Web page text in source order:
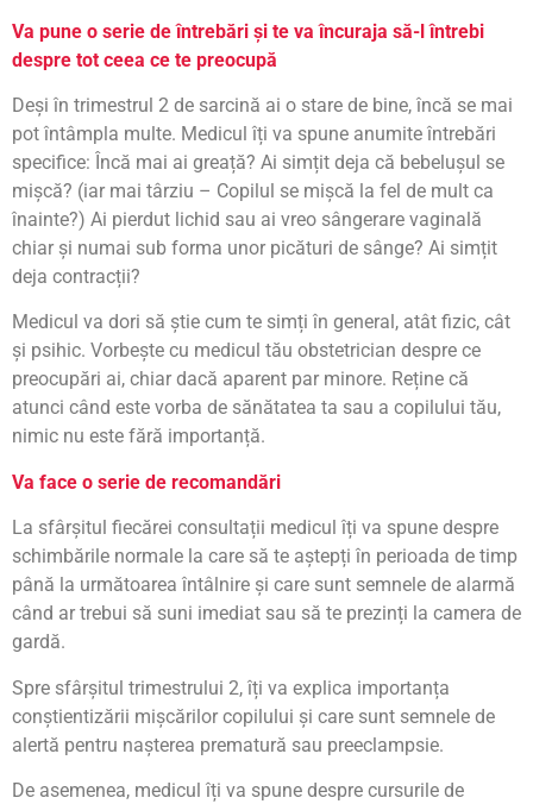
Va pune o serie de întrebări și te va încuraja să-l întrebi
despre tot ceea ce te preocupă
Deși în trimestrul 2 de sarcină ai o stare de bine, încă se mai
pot întâmpla multe. Medicul îți va spune anumite întrebări
specifice: Încă mai ai greață? Ai simțit deja că bebelușul se
mișcă? (iar mai târziu – Copilul se mișcă la fel de mult ca
înainte?) Ai pierdut lichid sau ai vreo sângerare vaginală
chiar și numai sub forma unor picături de sânge? Ai simțit
deja contracții?
Medicul va dori să știe cum te simți în general, atât fizic, cât
și psihic. Vorbește cu medicul tău obstetrician despre ce
preocupări ai, chiar dacă aparent par minore. Reține că
atunci când este vorba de sănătatea ta sau a copilului tău,
nimic nu este fără importanță.
Va face o serie de recomandări
La sfârșitul fiecărei consultații medicul îți va spune despre
schimbările normale la care să te aștepți în perioada de timp
până la următoarea întâlnire și care sunt semnele de alarmă
când ar trebui să suni imediat sau să te prezinți la camera de
gardă.
Spre sfârșitul trimestrului 2, îți va explica importanța
conștientizării mișcărilor copilului și care sunt semnele de
alertă pentru nașterea prematură sau preeclampsie.
De asemenea, medicul îți va spune despre cursurile de